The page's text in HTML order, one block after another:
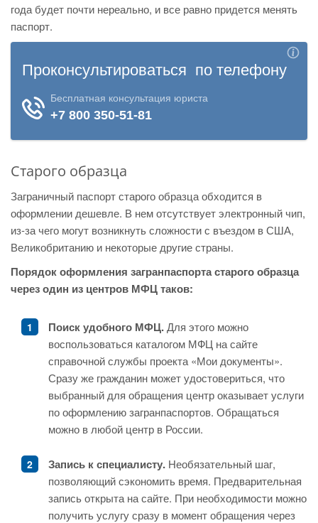
года будет почти нереально, и все равно придется менять
паспорт.
Старого образца
Заграничный паспорт старого образца обходится в
оформлении дешевле. В нем отсутствует электронный чип,
из-за чего могут возникнуть сложности с въездом в США,
Великобританию и некоторые другие страны.
Порядок оформления загранпаспорта старого образца
через один из центров МФЦ таков:
Поиск удобного МФЦ.Для этого можно
воспользоваться каталогом МФЦ на сайте
справочной службы проекта «Мои документы».
Сразу же гражданин может удостовериться, что
выбранный для обращения центр оказывает услуги
по оформлению загранпаспортов. Обращаться
можно в любой центр в России.
Запись к специалисту. Необязательный шаг,
позволяющий сэкономить время. Предварительная
запись открыта на сайте. При необходимости можно
получить услугу сразу в момент обращения через